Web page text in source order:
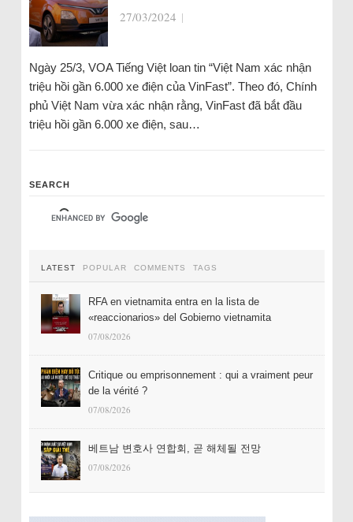
27/03/2024 |
Ngày 25/3, VOA Tiếng Việt loan tin “Việt Nam xác nhận
triệu hồi gần 6.000 xe điện của VinFast”. Theo đó, Chính
phủ Việt Nam vừa xác nhận rằng, VinFast đã bắt đầu
triệu hồi gần 6.000 xe điện, sau…
SEARCH
LATEST POPULAR COMMENTS TAGS
RFA en vietnamita entra en la lista de
«reaccionarios» del Gobierno vietnamita
07/08/2026
Critique ou emprisonnement : qui a vraiment peur
de la vérité ?
07/08/2026
베트남 변호사 연합회, 곧 해체될 전망
07/08/2026